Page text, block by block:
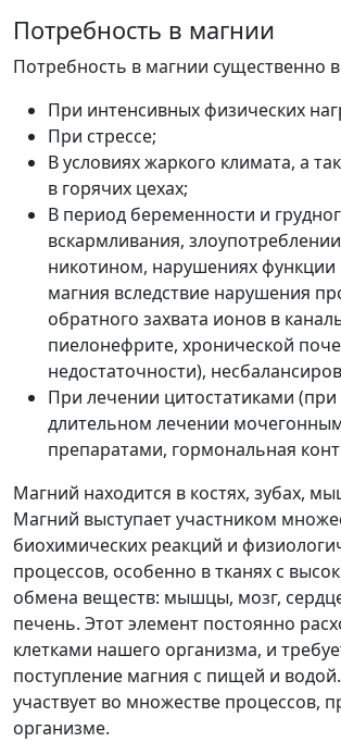
Потребность в магнии
Потребность в магнии существенно
При интенсивных физических
При стрессе;
В условиях жаркого климата, а
в горячих цехах;
В период беременности и
вскармливания,
никотином, нарушениях функции
магния вследствие нарушения
обратного захвата ионов в
пиелонефрите, хронической
недостаточности),
При лечении цитостатиками (при
длительном лечении
препаратами, гормональная
Магний находится в костях, зубах,
Магний выступает участником
биохимических реакций и
процессов, особенно в тканях с
обмена веществ: мышцы, мозг,
печень. Этот элемент постоянно
клетками нашего организма, и
поступление магния с пищей и
участвует во множестве процессов,
организме.